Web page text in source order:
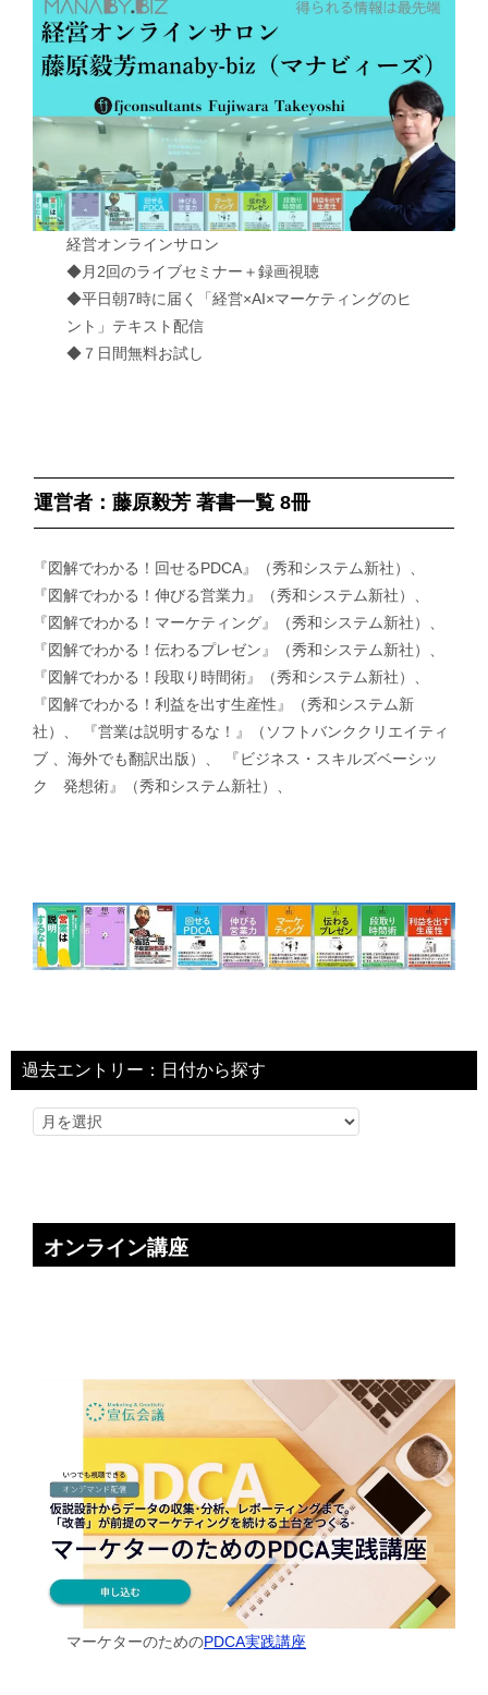
経営オンラインサロン
◆月2回のライブセミナー＋録画視聴
◆平日朝7時に届く「経営×AI×マーケティングのヒ
ント」テキスト配信
◆７日間無料お試し
運営者：藤原毅芳 著書一覧 8冊
『図解でわかる！回せるPDCA』（秀和システム新社）、
『図解でわかる！伸びる営業力』（秀和システム新社）、
『図解でわかる！マーケティング』（秀和システム新社）、
『図解でわかる！伝わるプレゼン』（秀和システム新社）、
『図解でわかる！段取り時間術』（秀和システム新社）、
『図解でわかる！利益を出す生産性』（秀和システム新
社）、 『営業は説明するな！』（ソフトバンククリエイティ
ブ 、海外でも翻訳出版）、 『ビジネス・スキルズベーシッ
ク 発想術』（秀和システム新社）、
過去エントリー：日付から探す
オンライン講座
マーケターのためのPDCA実践講座